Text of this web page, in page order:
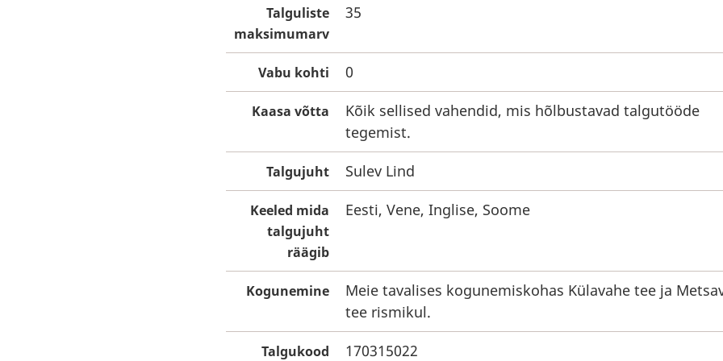
Talguliste
maksimumarv
35
Vabu kohti 0
Kaasa võtta
Kõik sellised vahendid, mis hõlbustavad talgutööde
tegemist.
Talgujuht Sulev Lind
Keeled mida
talgujuht
räägib
Eesti, Vene, Inglise, Soome
Kogunemine
Meie tavalises kogunemiskohas Külavahe tee ja
tee rismikul.
Talgukood 170315022